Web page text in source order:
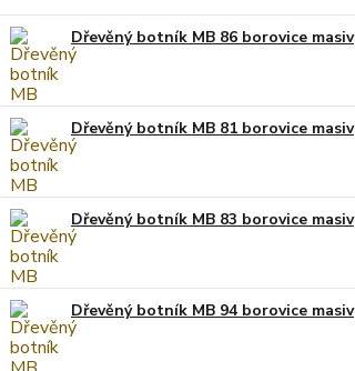
Dřevěný botník MB 86 borovice masiv
Dřevěný botník MB 81 borovice masiv
Dřevěný botník MB 83 borovice masiv
Dřevěný botník MB 94 borovice masiv